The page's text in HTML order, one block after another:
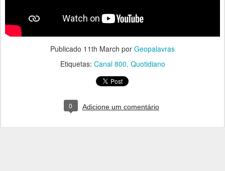
Publicado 11th March por Geopalavras
Etiquetas: Canal 800 Quotidiano
0 Adicione um comentário